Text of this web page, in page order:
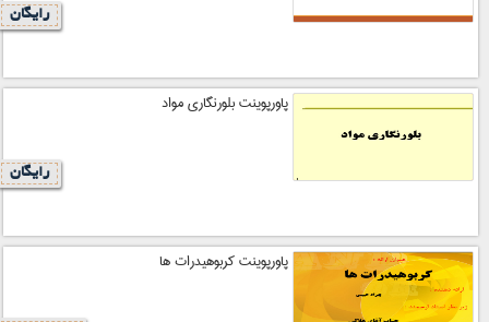
رایگان
پاورپوینت بلورنگاری مواد
رایگان
پاورپوینت کربوهیدرات ها